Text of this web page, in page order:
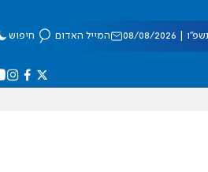
08/2026 המייל האדום חיפוש